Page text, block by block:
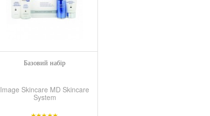
Базовий набір
Image Skincare MD Skincare
System